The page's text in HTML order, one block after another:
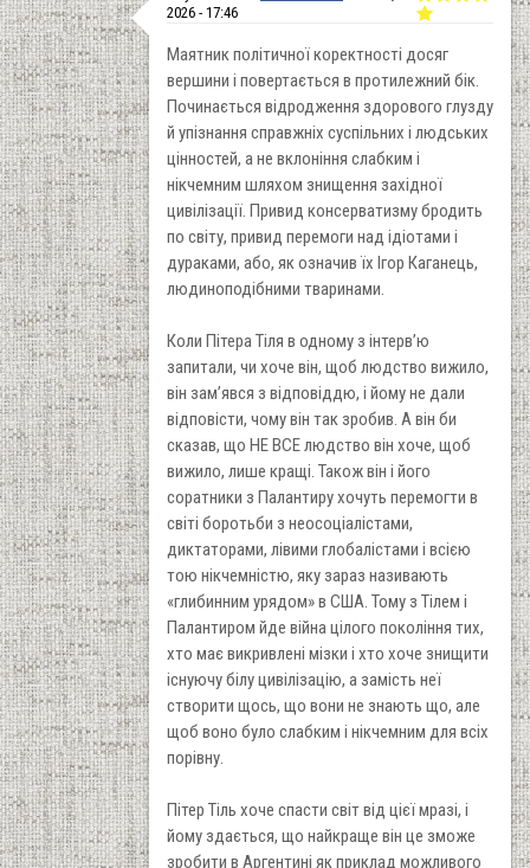
2026 - 17:46
Маятник політичної коректності досяг
вершини і повертається в протилежний бік.
Починається відродження здорового глузду
й упізнання справжніх суспільних і людських
цінностей, а не вклоніння слабким і
нікчемним шляхом знищення західної
цивілізації. Привид консерватизму бродить
по світу, привид перемоги над ідіотами і
дураками, або, як означив їх Ігор Каганець,
людиноподібними тваринами.
Коли Пітера Тіля в одному з інтерв’ю
запитали, чи хоче він, щоб людство вижило,
він зам’явся з відповіддю, і йому не дали
відповісти, чому він так зробив. А він би
сказав, що НЕ ВСЕ людство він хоче, щоб
вижило, лише кращі. Також він і його
соратники з Палантиру хочуть перемогти в
світі боротьби з неосоціалістами,
диктаторами, лівими глобалістами і всією
тою нікчемністю, яку зараз називають
«глибинним урядом» в США. Тому з Тілем і
Палантиром йде війна цілого покоління тих,
хто має викривлені мізки і хто хоче знищити
існуючу білу цивілізацію, а замість неї
створити щось, що вони не знають що, але
щоб воно було слабким і нікчемним для всіх
порівну.
Пітер Тіль хоче спасти світ від цієї мразі, і
йому здається, що найкраще він це зможе
зробити в Аргентині як приклад можливого